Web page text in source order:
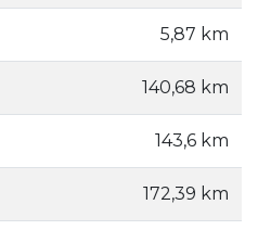
5,87 km
140,68 km
143,6 km
172,39 km